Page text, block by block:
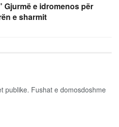
Gjurmë e idromenos për
e sharmit
publike. Fushat e domosdoshme